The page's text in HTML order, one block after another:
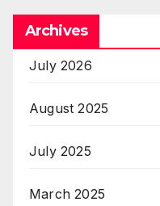
Archives
July 2026
August 2025
July 2025
March 2025